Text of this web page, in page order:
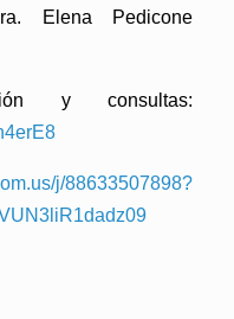
Elena Pedicone
y consultas:
j/88633507898?